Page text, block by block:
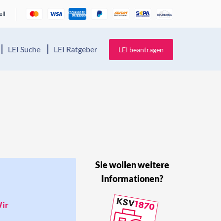
LEI Suche LEI Ratgeber LEI beantragen
Sie wollen weitere
Informationen?